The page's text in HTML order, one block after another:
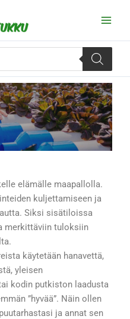
elämälle maapallolla.
kuljettamiseen ja
Siksi sisätiloissa
merkittäviin tuloksiin
käytetään hanavettä,
yleisen
kodin putkiston laadusta
”hyvää”. Näin ollen
ja annat sen